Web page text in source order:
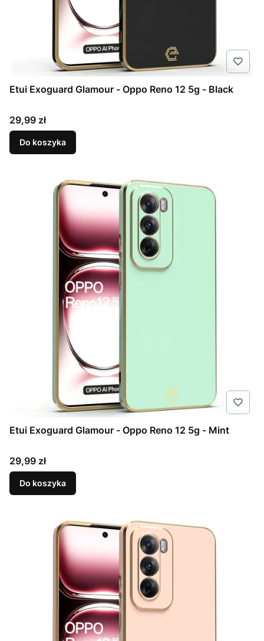
Etui Exoguard Glamour - Oppo Reno 12 5g - Black
Cena
29,99 zł
Do koszyka
Etui Exoguard Glamour - Oppo Reno 12 5g - Mint
Cena
29,99 zł
Do koszyka